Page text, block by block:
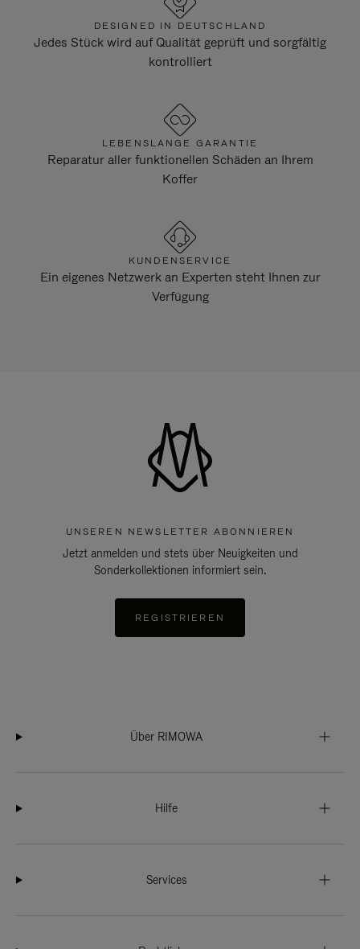
DESIGNED IN DEUTSCHLAND
Jedes Stück wird auf Qualität geprüft und sorgfältig
kontrolliert
LEBENSLANGE GARANTIE
Reparatur aller funktionellen Schäden an Ihrem
Koffer
KUNDENSERVICE
Ein eigenes Netzwerk an Experten steht Ihnen zur
Verfügung
UNSEREN NEWSLETTER ABONNIEREN
Jetzt anmelden und stets über Neuigkeiten und
Sonderkollektionen informiert sein.
REGISTRIEREN
Über RIMOWA
Hilfe
Services